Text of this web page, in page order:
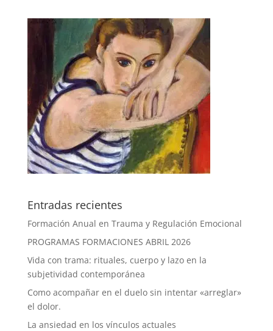
Entradas recientes
Formación Anual en Trauma y Regulación Emocional
PROGRAMAS FORMACIONES ABRIL 2026
Vida con trama: rituales, cuerpo y lazo en la
subjetividad contemporánea
Como acompañar en el duelo sin intentar «arreglar»
el dolor.
La ansiedad en los vínculos actuales